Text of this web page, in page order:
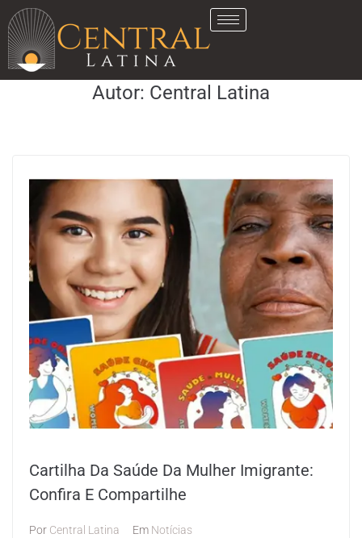
Autor: Central Latina
Cartilha Da Saúde Da Mulher Imigrante:
Confira E Compartilhe
Por Central Latina Em Notícias